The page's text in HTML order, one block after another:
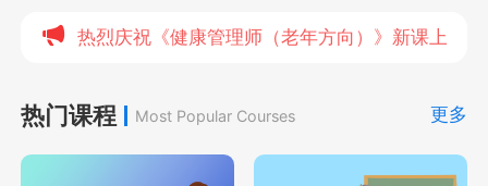
热烈庆祝《健康管理师（老年方向）》新课上线
热门课程 Most Popular Courses 更多